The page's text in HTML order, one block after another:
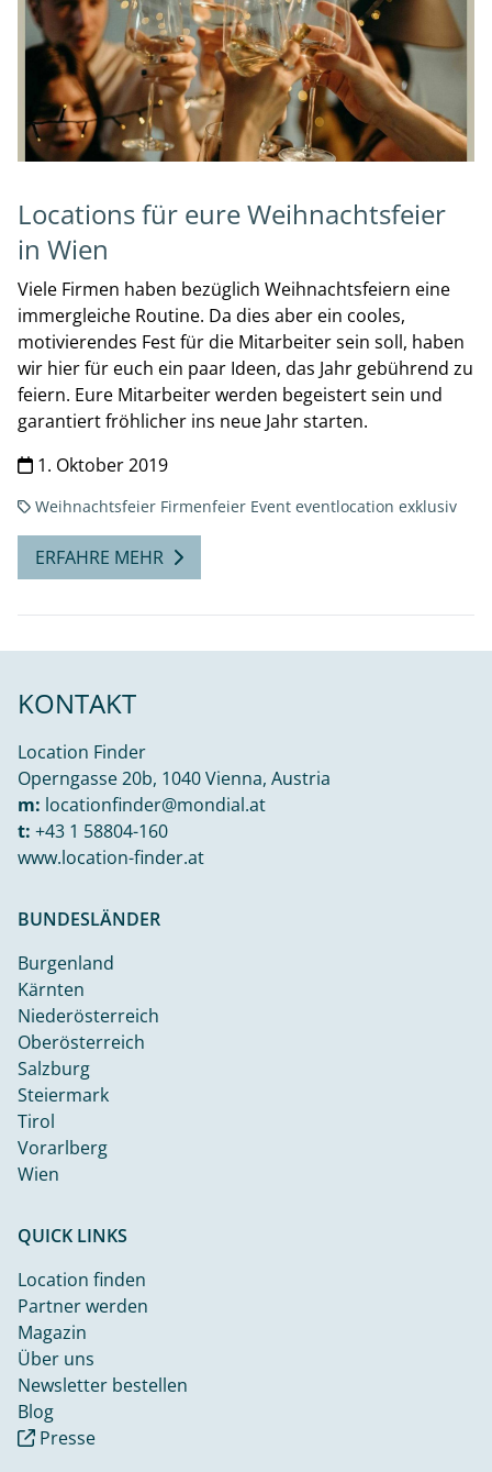
Locations für eure Weihnachtsfeier
in Wien
Viele Firmen haben bezüglich Weihnachtsfeiern eine
immergleiche Routine. Da dies aber ein cooles,
motivierendes Fest für die Mitarbeiter sein soll, haben
wir hier für euch ein paar Ideen, das Jahr gebührend zu
feiern. Eure Mitarbeiter werden begeistert sein und
garantiert fröhlicher ins neue Jahr starten.
1. Oktober 2019
Weihnachtsfeier Firmenfeier Event eventlocation exklusiv
ERFAHRE MEHR
KONTAKT
Location Finder
Operngasse 20b, 1040 Vienna, Austria
m: locationfinder@mondial.at
t: +43 1 58804-160
www.location-finder.at
BUNDESLÄNDER
Burgenland
Kärnten
Niederösterreich
Oberösterreich
Salzburg
Steiermark
Tirol
Vorarlberg
Wien
QUICK LINKS
Location finden
Partner werden
Magazin
Über uns
Newsletter bestellen
Blog
Presse